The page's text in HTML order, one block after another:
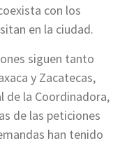
con los
en la ciudad.
siguen tanto
y Zacatecas,
de la Coordinadora,
de las peticiones
han tenido